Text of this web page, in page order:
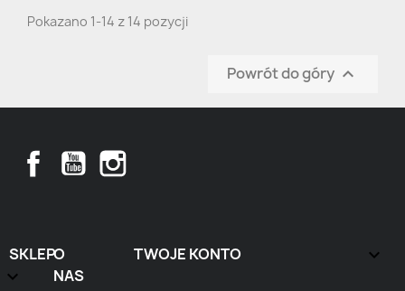
Pokazano 1-14 z 14 pozycji
Powrót do góry 
FacebookYouTube
SKLEP

O
NAS
TWOJE KONTO 